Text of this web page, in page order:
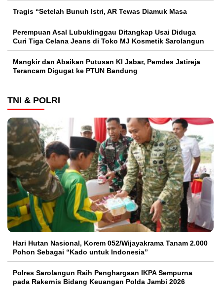
Tragis “Setelah Bunuh Istri, AR Tewas Diamuk Masa
Perempuan Asal Lubuklinggau Ditangkap Usai Diduga
Curi Tiga Celana Jeans di Toko MJ Kosmetik Sarolangun
Mangkir dan Abaikan Putusan KI Jabar, Pemdes Jatireja
Terancam Digugat ke PTUN Bandung
TNI & POLRI
Hari Hutan Nasional, Korem 052/Wijayakrama Tanam 2.000
Pohon Sebagai “Kado untuk Indonesia”
Polres Sarolangun Raih Penghargaan IKPA Sempurna
pada Rakernis Bidang Keuangan Polda Jambi 2026